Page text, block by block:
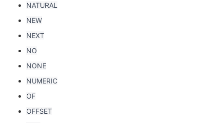
NATURAL
NEW
NEXT
NO
NONE
NUMERIC
OF
OFFSET